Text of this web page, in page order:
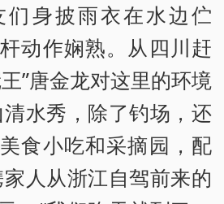
们身披雨衣在水边伫
动作娴熟。从四川赶
”唐金龙对这里的环境
水秀，除了钓场，还
食小吃和采摘园，配
人从浙江自驾前来的